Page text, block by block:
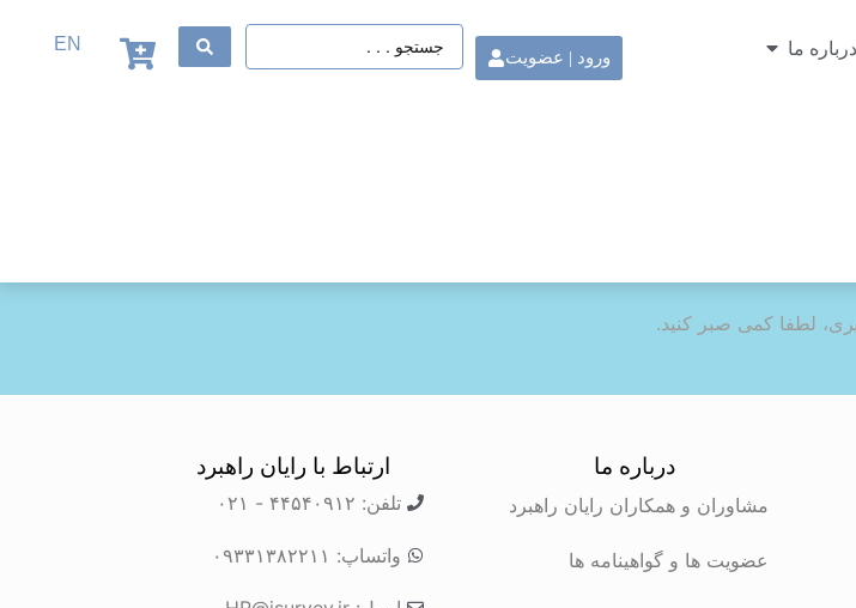
درباره ما ورود | عضویت
EN
لطفا کمی صبر کنید.
درباره ما
مشاوران و همکاران رایان راهبرد
عضویت ها و گواهینامه ها
ارتباط با رایان راهبرد
تلفن: ۴۴۵۴۰۹۱۲ - ۰۲۱
واتساپ: ۰۹۳۳۱۳۸۲۲۱۱